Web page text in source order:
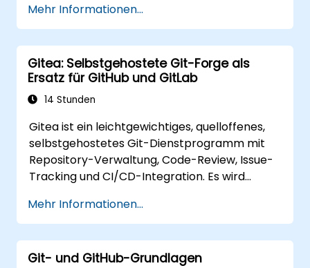
Serverbereitstellung und kollaborativen
Teamworkflows. Der Lehrplan führt die
Teilnehmer durch die Nutzung und Anpassung
von Git-Werkzeugen und bietet
praxisrelevantes Wissen für das Management
der Quellcodeverwaltung in komplexen
Integration-Pipelines.
Mehr Informationen...
Gitea: Selbstgehostete Git-Forge als
Ersatz für GitHub und GitLab
14 Stunden
Gitea ist ein leichtgewichtiges, quelloffenes,
selbstgehostetes Git-Dienstprogramm mit
Repository-Verwaltung, Code-Review, Issue-
Tracking und CI/CD-Integration. Es wird
GitHub und GitLab.com für Teams, die volle
Kontrolle über ihren Quellcode benötigen,
ohne auf Third-Party-Nutzungsbedingungen
oder Exportbeschränkungen angewiesen zu
Mehr Informationen...
Git- und GitHub-Grundlagen